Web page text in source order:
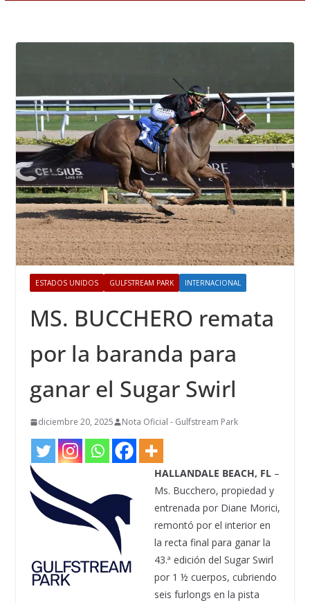
ESTADOS UNIDOS GULFSTREAM PARK INTERNACIONAL
MS. BUCCHERO remata
por la baranda para
ganar el Sugar Swirl
diciembre 20, 2025 Nota Oficial - Gulfstream Park
HALLANDALE BEACH, FL–
Ms. Bucchero, propiedad y
entrenada por Diane Morici,
remontó por el interior en
la recta final para ganar la
43.ª edición del Sugar Swirl
por 1 ½ cuerpos, cubriendo
seis furlongs en la pista